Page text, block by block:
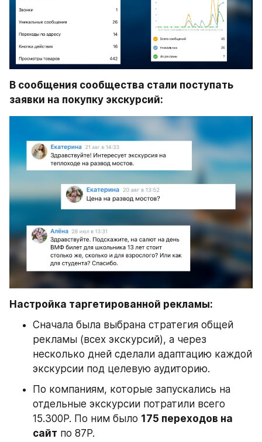
В сообщения сообщества стали поступать
заявки на покупку экскурсий:
Настройка таргетированной рекламы:
Сначала была выбрана стратегия общей
рекламы (всех экскурсий), а через
несколько дней сделали адаптацию каждой
экскурсии под целевую аудиторию.
По компаниям, которые запускались на
отдельные экскурсии потратили всего
15.300Р. По ним было 175 переходов на
сайт по 87P.